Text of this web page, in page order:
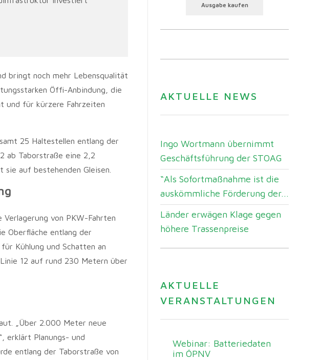
bringt noch mehr Lebensqualität
Öffi-Anbindung, die
und für kürzere Fahrzeiten
25 Haltestellen entlang der
ab Taborstraße eine 2,2
auf bestehenden Gleisen.
von PKW-Fahrten
Oberfläche entlang der
Kühlung und Schatten an
12 auf rund 230 Metern über
„Über 2.000 Meter neue
erklärt Planungs- und
entlang der Taborstraße von
Ausgabe kaufen
AKTUELLE NEWS
Ingo Wortmann übernimmt
Geschäftsführung der STOAG
“Als Sofortmaßnahme ist die
auskömmliche Förderung der...
Länder erwägen Klage gegen
höhere Trassenpreise
AKTUELLE
VERANSTALTUNGEN
Webinar: Batteriedaten
im ÖPNV